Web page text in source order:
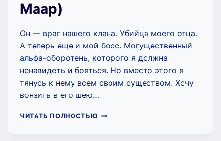
Маар)
Он — враг нашего клана. Убийца моего отца.
А теперь еще и мой босс. Могущественный
альфа-оборотень, которого я должна
ненавидеть и бояться. Но вместо этого я
тянусь к нему всем своим существом. Хочу
вонзить в его шею…
ЧИТАТЬ ПОЛНОСТЬЮ ЕГО